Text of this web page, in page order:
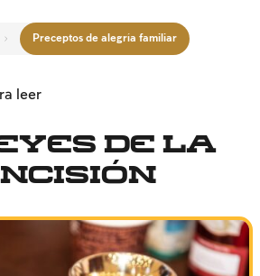
Preceptos de alegría familiar
de la
leer